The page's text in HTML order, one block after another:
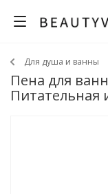
Для душа и ванны
Пена для
Питательная